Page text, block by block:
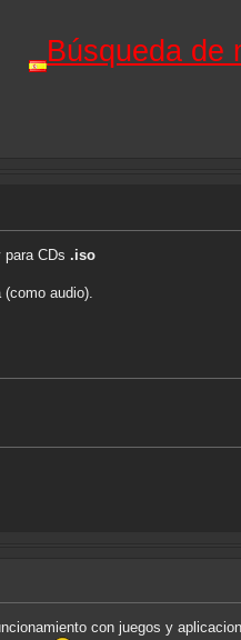
de
para CDs.iso
audio).
con juegos y